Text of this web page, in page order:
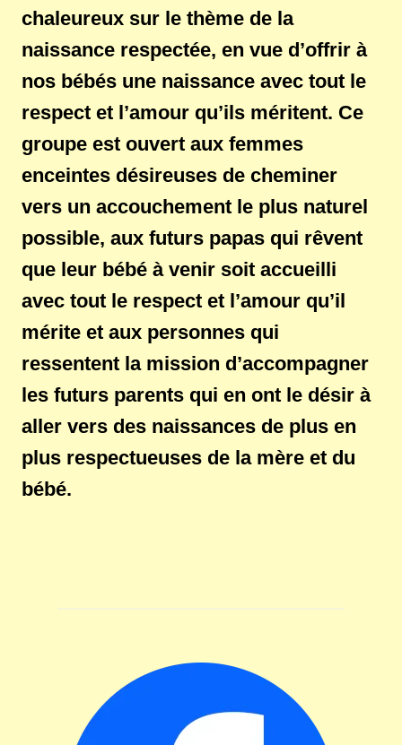
chaleureux sur le thème de la
naissance respectée, en vue d’offrir à
nos bébés une naissance avec tout le
respect et l’amour qu’ils méritent. Ce
groupe est ouvert aux femmes
enceintes désireuses de cheminer
vers un accouchement le plus naturel
possible, aux futurs papas qui rêvent
que leur bébé à venir soit accueilli
avec tout le respect et l’amour qu’il
mérite et aux personnes qui
ressentent la mission d’accompagner
les futurs parents qui en ont le désir à
aller vers des naissances de plus en
plus respectueuses de la mère et du
bébé.